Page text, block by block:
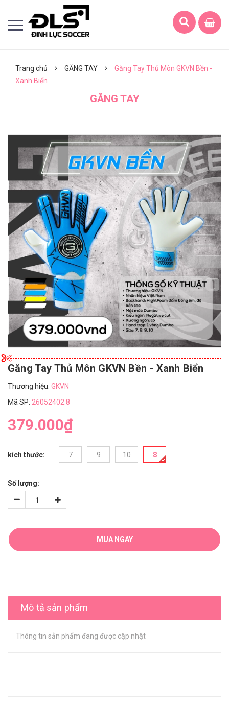
Trang chủ GĂNG TAY
Găng Tay Thủ Môn GKVN Bền -
Xanh Biển
GĂNG TAY
Găng Tay Thủ Môn GKVN Bền - Xanh Biển
Thương hiệu: GKVN
Mã SP: 26052402.8
379.000₫
kích thước: 7 9 10 8
Số lượng:
MUA NGAY
Mô tả sản phẩm
Thông tin sản phẩm đang được cập nhật